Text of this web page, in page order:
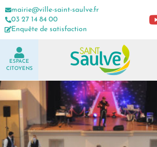
mairie@ville-saint-saulve.fr
03 27 14 84 00
Enquête de satisfaction
ESPACE
CITOYENS